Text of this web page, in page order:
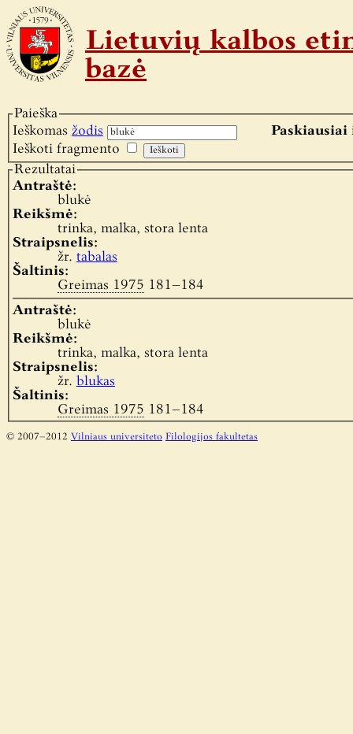
Lietuvių kalbos
bazė
Paieška
Ieškomas žodis
Ieškoti fragmento
Paskiausiai
Rezultatai
Antraštė:
blukė
Reikšmė:
trinka, malka, stora lenta
Straipsnelis:
žr. tabalas
Šaltinis:
Greimas 1975 181–184
Antraštė:
blukė
Reikšmė:
trinka, malka, stora lenta
Straipsnelis:
žr. blukas
Šaltinis:
Greimas 1975 181–184
© 2007–2012 Vilniaus universiteto Filologijos fakultetas